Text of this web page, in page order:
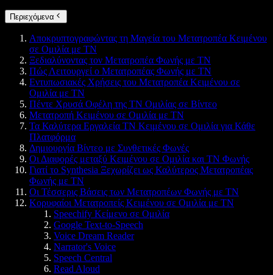
Περιεχόμενα
Αποκρυπτογραφώντας τη Μαγεία του Μετατροπέα Κειμένου
σε Ομιλία με ΤΝ
Ξεδιαλύνοντας τον Μετατροπέα Φωνής με ΤΝ
Πώς Λειτουργεί ο Μετατροπέας Φωνής με ΤΝ
Εντυπωσιακές Χρήσεις του Μετατροπέα Κειμένου σε
Ομιλία με ΤΝ
Πέντε Χρυσά Οφέλη της ΤΝ Ομιλίας σε Βίντεο
Μετατροπή Κειμένου σε Ομιλία με ΤΝ
Τα Καλύτερα Εργαλεία ΤΝ Κειμένου σε Ομιλία για Κάθε
Πλατφόρμα
Δημιουργία Βίντεο με Συνθετικές Φωνές
Οι Διαφορές μεταξύ Κειμένου σε Ομιλία και ΤΝ Φωνής
Γιατί το Synthesia Ξεχωρίζει ως Καλύτερος Μετατροπέας
Φωνής με ΤΝ
Οι Τέσσερις Βάσεις των Μετατροπέων Φωνής με ΤΝ
Κορυφαίοι Μετατροπείς Κειμένου σε Ομιλία με ΤΝ
Speechify Κείμενο σε Ομιλία
Google Text-to-Speech
Voice Dream Reader
Narrator's Voice
Speech Central
Read Aloud